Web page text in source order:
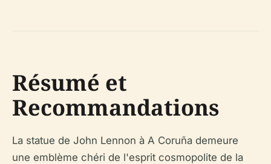
Résumé et
Recommandations
La statue de John Lennon à A Coruña demeure
une emblème chéri de l'esprit cosmopolite de la